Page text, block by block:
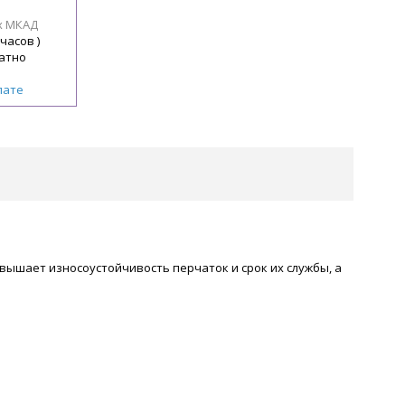
МКАД
)
износоустойчивость перчаток и срок их службы, а